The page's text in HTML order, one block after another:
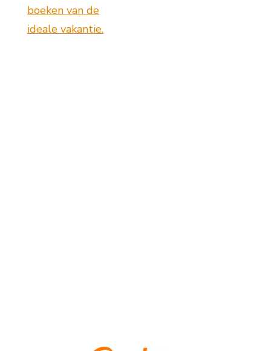
boeken van de
ideale vakantie.